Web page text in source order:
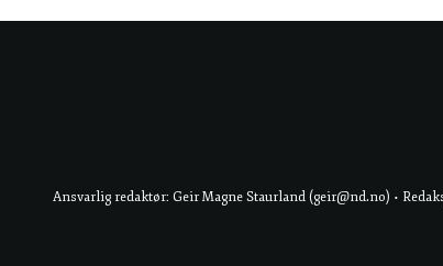
Ansvarlig redaktør: Geir Magne Staurland (geir@nd.no) •